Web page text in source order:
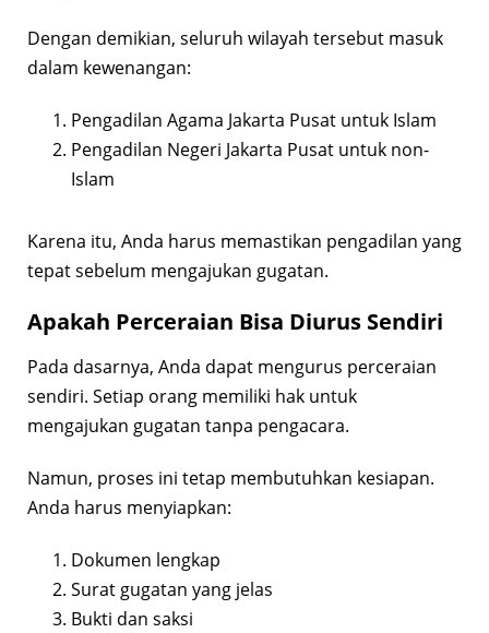
Dengan demikian, seluruh wilayah tersebut masuk
dalam kewenangan:
Pengadilan Agama Jakarta Pusat untuk Islam
Pengadilan Negeri Jakarta Pusat untuk non-
Islam
Karena itu, Anda harus memastikan pengadilan yang
tepat sebelum mengajukan gugatan.
Apakah Perceraian Bisa Diurus Sendiri
Pada dasarnya, Anda dapat mengurus perceraian
sendiri. Setiap orang memiliki hak untuk
mengajukan gugatan tanpa pengacara.
Namun, proses ini tetap membutuhkan kesiapan.
Anda harus menyiapkan:
Dokumen lengkap
Surat gugatan yang jelas
Bukti dan saksi